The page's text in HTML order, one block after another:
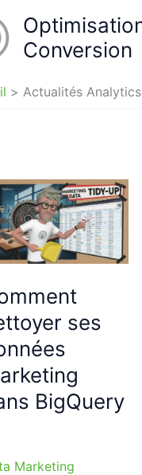
Conversion
Actualités
ses
BigQuery
Marketing